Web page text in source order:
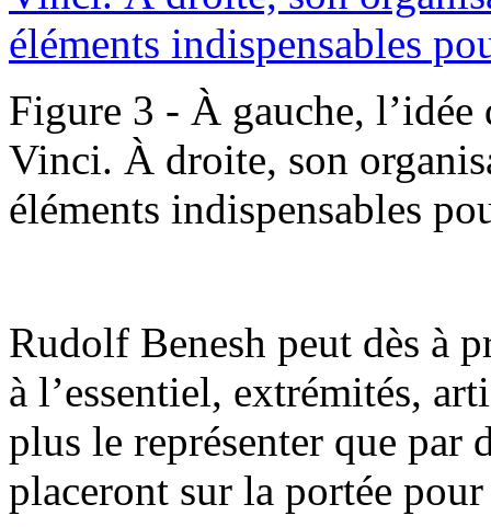
Figure 3 - À gauche, l’idée
Vinci. À droite, son
éléments indispensables
Rudolf Benesh peut dès à
à l’essentiel, extrémités,
plus le représenter que par
placeront sur la portée